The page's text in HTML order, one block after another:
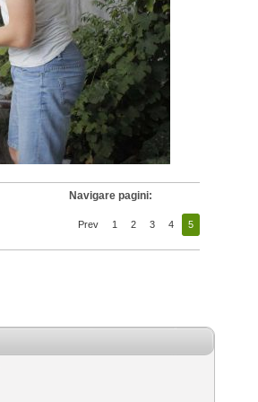
Navigare pagini:
Prev 1 2 3 4 5